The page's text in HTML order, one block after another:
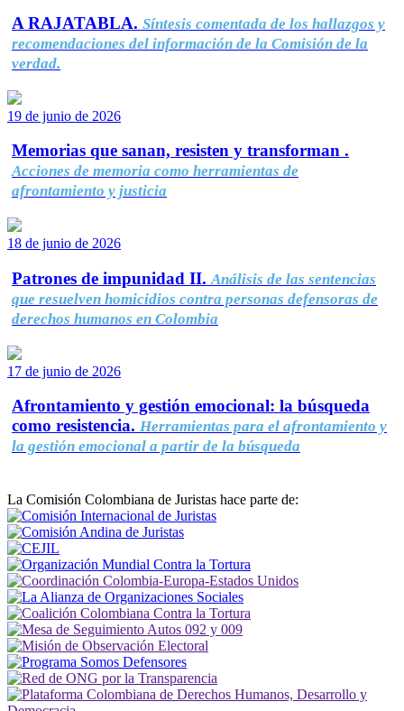
A RAJATABLA. Síntesis comentada de los hallazgos y
recomendaciones del información de la Comisión de la
verdad.
19 de junio de 2026
Memorias que sanan, resisten y transforman .
Acciones de memoria como herramientas de
afrontamiento y justicia
18 de junio de 2026
Patrones de impunidad II. Análisis de las sentencias
que resuelven homicidios contra personas defensoras de
derechos humanos en Colombia
17 de junio de 2026
Afrontamiento y gestión emocional: la búsqueda
como resistencia. Herramientas para el afrontamiento y
la gestión emocional a partir de la búsqueda
La Comisión Colombiana de Juristas hace parte de: